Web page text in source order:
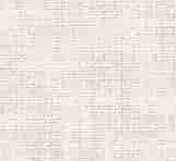
Controle
Emocional